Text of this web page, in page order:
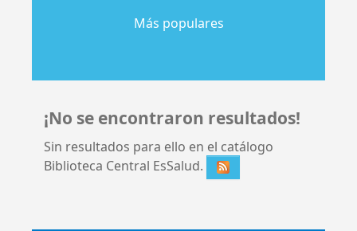
Más populares
¡No se encontraron resultados!
Sin resultados para ello en el catálogo
Biblioteca Central EsSalud.